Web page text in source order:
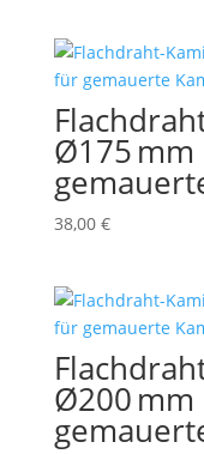
Ø175 mm
38,00 €
Ø200 mm